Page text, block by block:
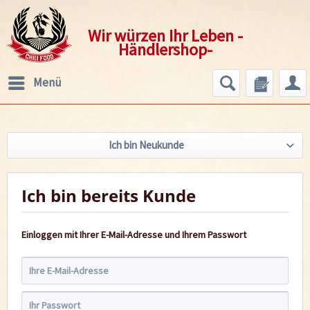
Wir würzen Ihr Leben -
Händlershop-
Menü
Ich bin Neukunde
Ich bin bereits Kunde
Einloggen mit Ihrer E-Mail-Adresse und Ihrem Passwort